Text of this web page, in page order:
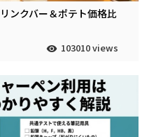
ンクバー＆ポテト価格比
103010 views